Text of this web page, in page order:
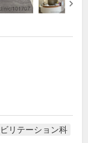
リテーション科